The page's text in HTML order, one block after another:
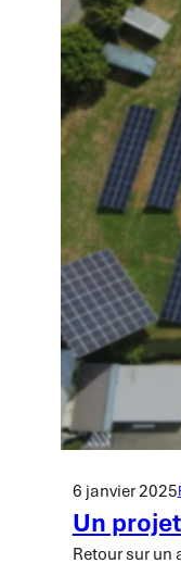
6 janvier 2025
Un
Retour sur